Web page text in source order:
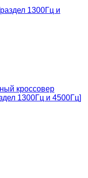
кроссовер
1300Гц и 4500Гц]